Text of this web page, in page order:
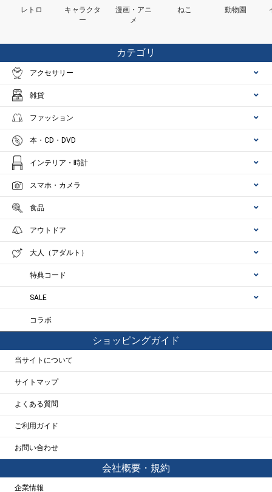
レトロ
キャラクタ
ー
漫画・アニ
メ
ねこ 動物園
カテゴリ
アクセサリー
雑貨
ファッション
本・CD・DVD
インテリア・時計
スマホ・カメラ
食品
アウトドア
大人（アダルト）
特典コード
SALE
コラボ
ショッピングガイド
当サイトについて
サイトマップ
よくある質問
ご利用ガイド
お問い合わせ
会社概要・規約
企業情報